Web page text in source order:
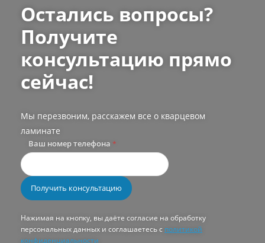
Остались вопросы?
Получите
консультацию прямо
сейчас!
Мы перезвоним, расскажем все о кварцевом
ламинате
Ваш номер телефона *
Нажимая на кнопку, вы даёте согласие на обработку
персональных данных и соглашаетесь с политикой
конфиденциальности